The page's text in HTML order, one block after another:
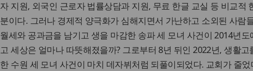
자 지원, 외국인 근로자 법률상담과 지원, 무료 한글 교실 등 비교적
분이다. 그러나 경제적 양극화가 심해지면서 가난하고 소외된 사람
월세와 공과금을 남기고 생을 마감한 송파 세 모녀 사건이 2014년
고 세상은 얼마나 따뜻해졌을까? 그로부터 8년 뒤인 2022년, 생활
한 수원 세 모녀 사건이 마치 데자뷔처럼 되풀이되었다. 교회가 줄